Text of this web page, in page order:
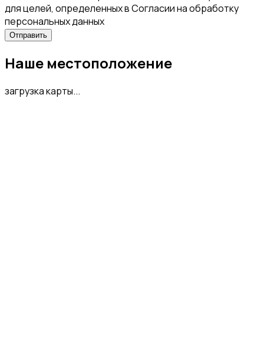
для целей, определенных в Согласии на обработку
персональных данных
Наше местоположение
загрузка карты...